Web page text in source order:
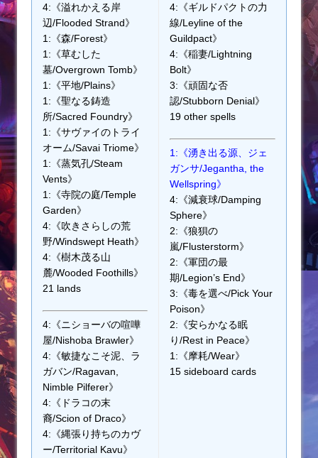
4:《溢れかえる岸
辺/Flooded Strand》
1:《森/Forest》
1:《草むした
墓/Overgrown Tomb》
1:《平地/Plains》
1:《聖なる鋳造
所/Sacred Foundry》
1:《サヴァイのトライ
オーム/Savai Triome》
1:《蒸気孔/Steam
Vents》
1:《寺院の庭/Temple
Garden》
4:《吹きさらしの荒
野/Windswept Heath》
4:《樹木茂る山
麓/Wooded Foothills》
21 lands
4:《ニショーバの喧嘩
屋/Nishoba Brawler》
4:《敏捷なこそ泥、ラ
ガバン/Ragavan,
Nimble Pilferer》
4:《ドラコの末
裔/Scion of Draco》
4:《縄張り持ちのカヴ
ー/Territorial Kavu》
4:《ギルドパクトの力
線/Leyline of the
Guildpact》
4:《稲妻/Lightning
Bolt》
3:《頑固な否
認/Stubborn Denial》
19 other spells
1:《湧き出る源、ジェ
ガンサ/Jegantha, the
Wellspring》
4:《減衰球/Damping
Sphere》
2:《狼狽の
嵐/Flusterstorm》
2:《軍団の最
期/Legion’s End》
3:《毒を選べ/Pick Your
Poison》
2:《安らかなる眠
り/Rest in Peace》
1:《摩耗/Wear》
15 sideboard cards